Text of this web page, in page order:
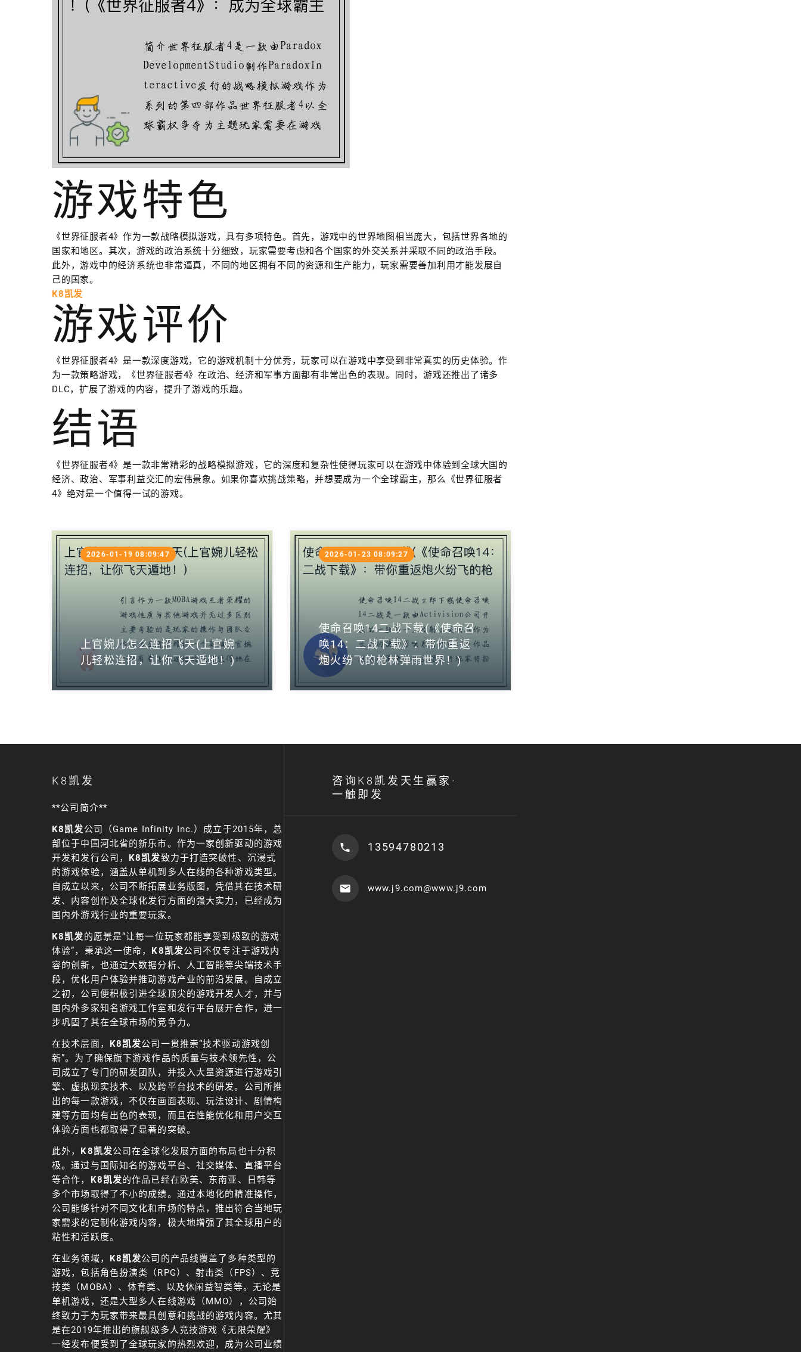
游戏特色
《世界征服者4》作为一款战略模拟游戏，具有多项特色。首先，游戏中的世界地图相当庞大，包括世界各地的
国家和地区。其次，游戏的政治系统十分细致，玩家需要考虑和各个国家的外交关系并采取不同的政治手段。
此外，游戏中的经济系统也非常逼真，不同的地区拥有不同的资源和生产能力，玩家需要善加利用才能发展自
己的国家。
K8凯发
游戏评价
《世界征服者4》是一款深度游戏，它的游戏机制十分优秀，玩家可以在游戏中享受到非常真实的历史体验。作
为一款策略游戏，《世界征服者4》在政治、经济和军事方面都有非常出色的表现。同时，游戏还推出了诸多
DLC，扩展了游戏的内容，提升了游戏的乐趣。
结语
《世界征服者4》是一款非常精彩的战略模拟游戏，它的深度和复杂性使得玩家可以在游戏中体验到全球大国的
经济、政治、军事利益交汇的宏伟景象。如果你喜欢挑战策略，并想要成为一个全球霸主，那么《世界征服者
4》绝对是一个值得一试的游戏。
上官婉儿怎么连招飞天(上官婉
儿轻松连招，让你飞天遁地！)
2026-01-19 08:09:47
使命召唤14二战下载(《使命召
唤14：二战下载》：带你重返
炮火纷飞的枪林弹雨世界！)
2026-01-23 08:09:27
K8凯发
**公司简介**
K8凯发公司（Game Infinity Inc.）成立于2015年，总
部位于中国河北省的新乐市。作为一家创新驱动的游戏
开发和发行公司， K8凯发致力于打造突破性、沉浸式
的游戏体验，涵盖从单机到多人在线的各种游戏类型。
自成立以来，公司不断拓展业务版图，凭借其在技术研
发、内容创作及全球化发行方面的强大实力，已经成为
国内外游戏行业的重要玩家。
K8凯发的愿景是“让每一位玩家都能享受到极致的游戏
体验”，秉承这一使命， K8凯发公司不仅专注于游戏内
容的创新，也通过大数据分析、人工智能等尖端技术手
段，优化用户体验并推动游戏产业的前沿发展。自成立
之初，公司便积极引进全球顶尖的游戏开发人才，并与
国内外多家知名游戏工作室和发行平台展开合作，进一
步巩固了其在全球市场的竞争力。
在技术层面， K8凯发公司一贯推崇“技术驱动游戏创
新”。为了确保旗下游戏作品的质量与技术领先性，公
司成立了专门的研发团队，并投入大量资源进行游戏引
擎、虚拟现实技术、以及跨平台技术的研发。公司所推
出的每一款游戏，不仅在画面表现、玩法设计、剧情构
建等方面均有出色的表现，而且在性能优化和用户交互
体验方面也都取得了显著的突破。
此外， K8凯发公司在全球化发展方面的布局也十分积
极。通过与国际知名的游戏平台、社交媒体、直播平台
等合作， K8凯发的作品已经在欧美、东南亚、日韩等
多个市场取得了不小的成绩。通过本地化的精准操作，
公司能够针对不同文化和市场的特点，推出符合当地玩
家需求的定制化游戏内容，极大地增强了其全球用户的
粘性和活跃度。
在业务领域， K8凯发公司的产品线覆盖了多种类型的
游戏，包括角色扮演类（RPG）、射击类（FPS）、竞
技类（MOBA）、体育类、以及休闲益智类等。无论是
单机游戏，还是大型多人在线游戏（MMO），公司始
终致力于为玩家带来最具创意和挑战的游戏内容。尤其
是在2019年推出的旗舰级多人竞技游戏《无限荣耀》
一经发布便受到了全球玩家的热烈欢迎，成为公司业绩
咨询K8凯发天生赢家·
一触即发
13594780213
www.j9.com@www.j9.com